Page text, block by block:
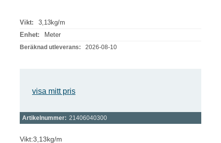
Vikt:
3,13kg/m
Enhet:
Meter
Beräknad utleverans: 2026-08-10
visa mitt pris
Artikelnummer: 21406040300
Vikt:3,13kg/m